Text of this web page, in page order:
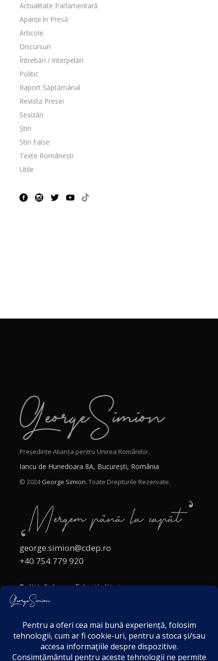
Actualitate Parlamentară
Apariții în Presă
Articole
Discursuri
Întrebări / interpelări
Politic
Raport Săptămânal
Revista Presei
Sesizări
Știri
Stiri False
Texte Românești
Utile
Președinte Alianța pentru Unirea Românilor.
Iancu de Hunedoara 8A, București, România
© 2024George Simion. Toate Drepturile Rezervate.
george.simion@cdep.ro
+40 754 779 920
Politică de confidențialitate
Politica cookies
Acordul de markting
Disclaimer